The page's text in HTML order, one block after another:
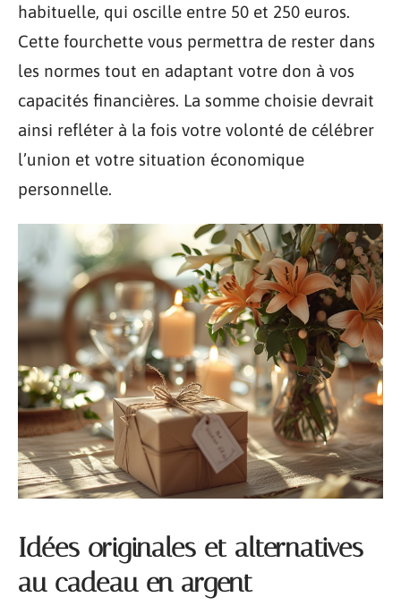
habituelle, qui oscille entre 50 et 250 euros.
Cette fourchette vous permettra de rester dans
les normes tout en adaptant votre don à vos
capacités financières. La somme choisie devrait
ainsi refléter à la fois votre volonté de célébrer
l’union et votre situation économique
personnelle.
Idées originales et alternatives
au cadeau en argent